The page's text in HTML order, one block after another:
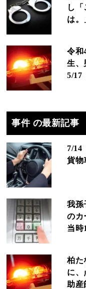
し
は。
令和
生、
5/17
事件 の最新記事
7/14
貨物
我孫
のカ
当時
柏た
に、
助産